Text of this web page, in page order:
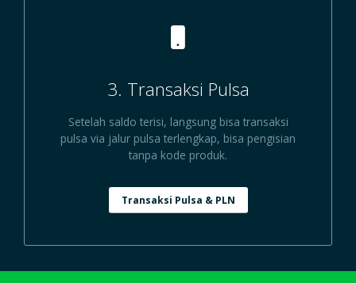
3. Transaksi Pulsa
Setelah saldo terisi, langsung bisa transaksi
pulsa via jalur pulsa terlengkap, bisa pengisian
tanpa kode produk.
Transaksi Pulsa & PLN